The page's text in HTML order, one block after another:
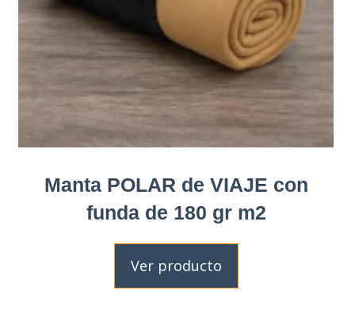
Manta POLAR de VIAJE con
funda de 180 gr m2
Ver producto